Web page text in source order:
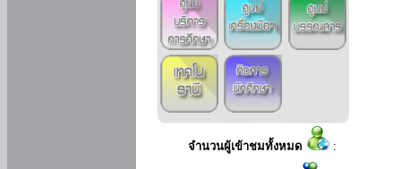
จำนวนผู้เข้าชมทั้งหมด :